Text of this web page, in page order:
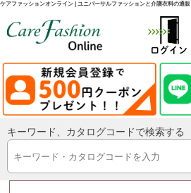
ケアファッションオンライン | ユニバーサルファッションと介護衣料の通販
キーワード、カタログコードで検索する